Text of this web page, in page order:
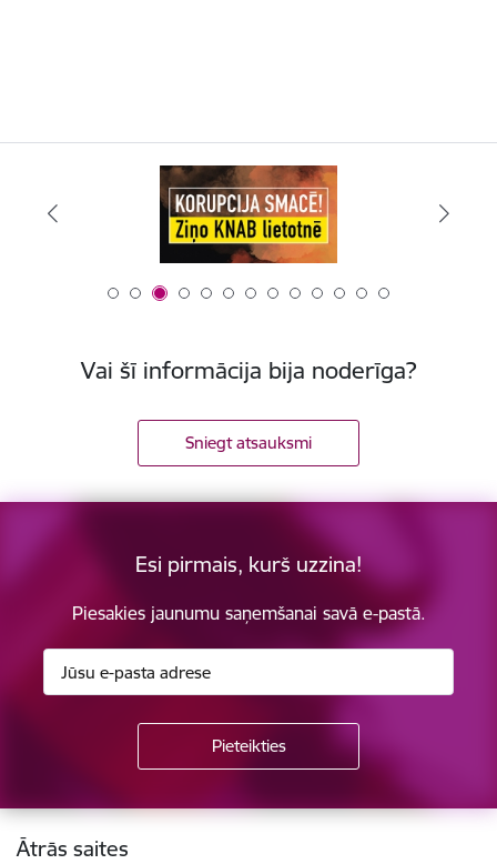
Vai šī informācija bija noderīga?
Sniegt atsauksmi
Esi pirmais, kurš uzzina!
Piesakies jaunumu saņemšanai savā e-pastā.
Kājene
Ātrās saites